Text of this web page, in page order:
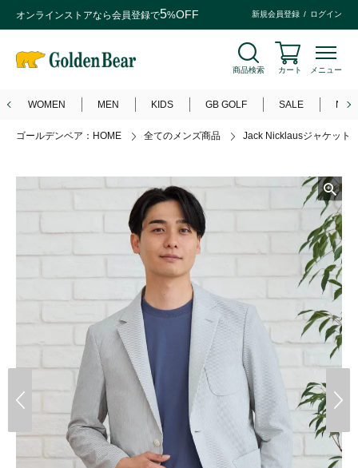
オンラインストアなら会員登録で5%OFF 新規会員登録 ログイン
商品検索 カート メニュー
WOMEN MEN KIDS GB GOLF SALE
ゴールデンベア：HOME 全てのメンズ商品 Jack Nicklausジャケット